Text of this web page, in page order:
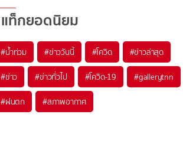
แท็กยอดนิยม
#น้ำท่วม #ข่าววันนี้ #โควิด #ข่าวล่าสุด
#ข่าว #ข่าวทั่วไป #โควิด-19 #gallerytnn
#ฝนตก #สภาพอากาศ